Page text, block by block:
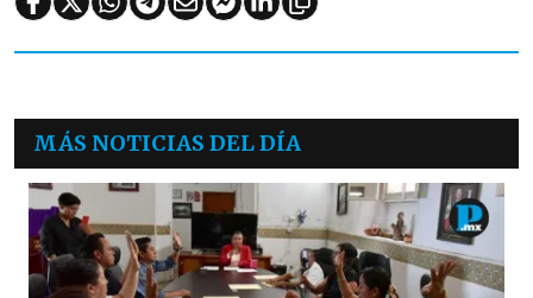
MÁS NOTICIAS DEL DÍA